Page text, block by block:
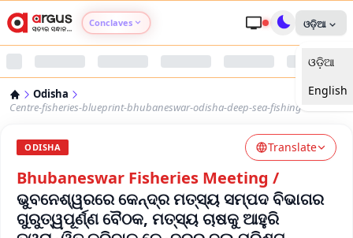
Conclaves
Argus Nari Shakti
Argus Health Connect
Argus Swaad Odisha
ଓଡ଼ିଆ
ଓଡ଼ିଆ
English
Odisha
Centre-fisheries-blueprint-bhubaneswar-odisha-deep-sea-fishing
ODISHA Translate
Bhubaneswar Fisheries Meeting /
ଭୁବନେଶ୍ୱରରେ କେନ୍ଦ୍ର ମତ୍ସ୍ୟ ସମ୍ପଦ ବିଭାଗର
ଗୁରୁତ୍ୱପୂର୍ଣ୍ଣ ବୈଠକ, ମତ୍ସ୍ୟ ଚାଷକୁ ଆହୁରି